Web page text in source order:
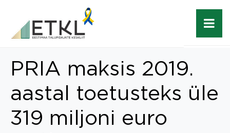
PRIA maksis 2019.
aastal toetusteks üle
319 miljoni euro